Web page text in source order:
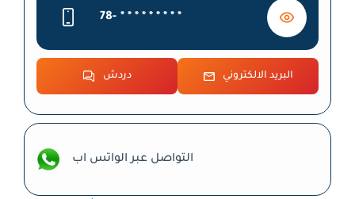
78- * * * * * * * * *
دردش البريد الالكتروني
التواصل عبر الواتس اب